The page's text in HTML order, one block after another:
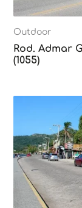
Outdoor
Rod. Admar
(1055)